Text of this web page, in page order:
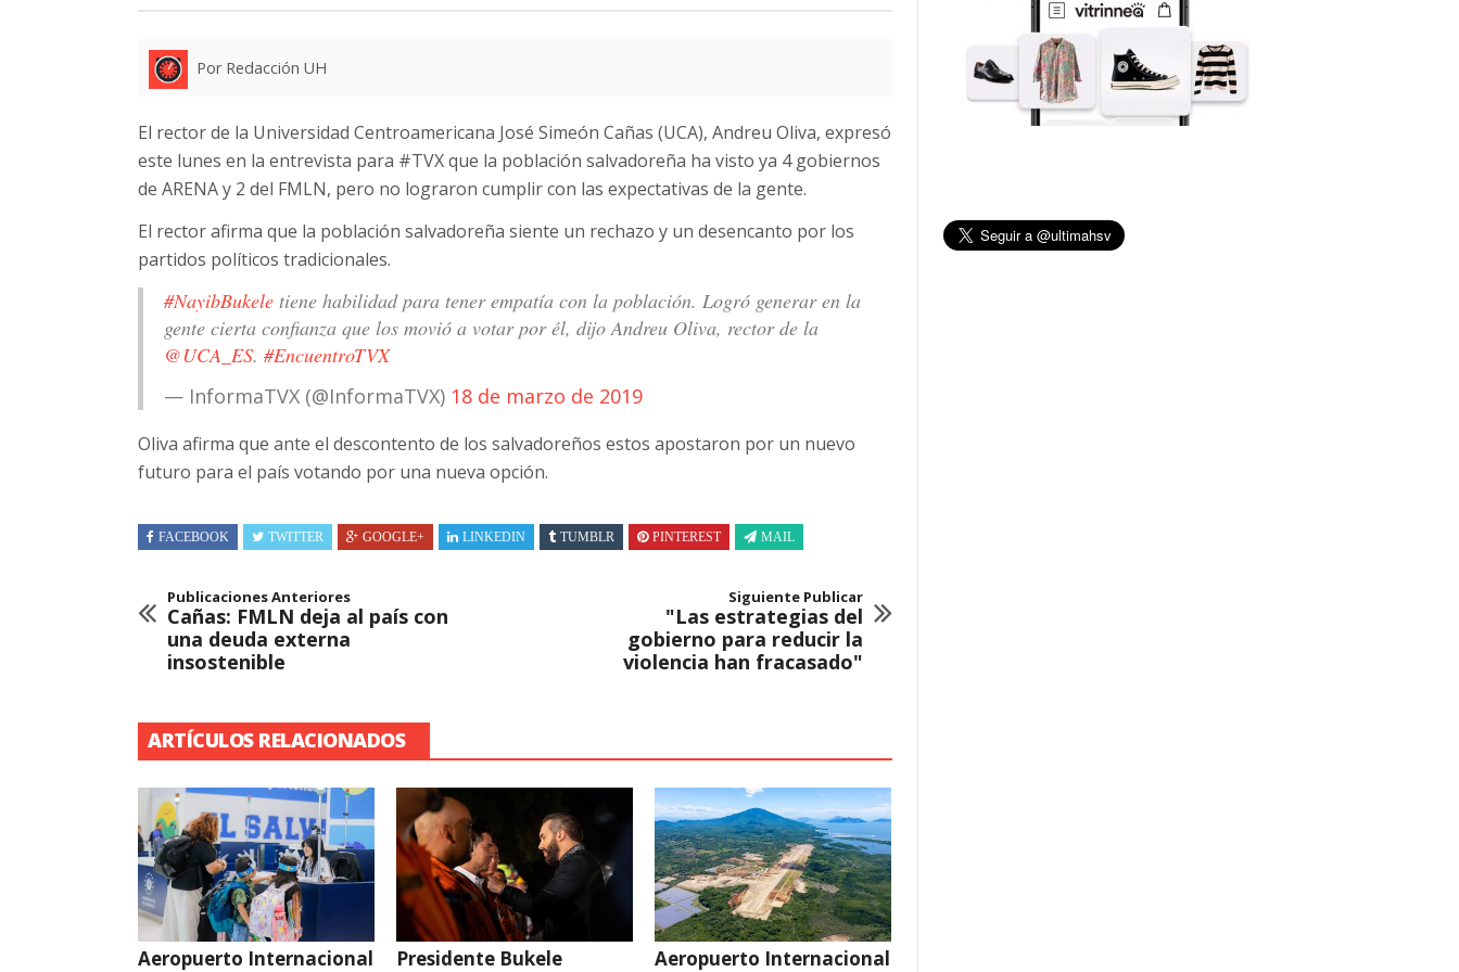
Por Redacción UH
El rector de la Universidad Centroamericana José Simeón Cañas (UCA), Andreu Oliva, expresó
este lunes en la entrevista para #TVX que la población salvadoreña ha visto ya 4 gobiernos
de ARENA y 2 del FMLN, pero no lograron cumplir con las expectativas de la gente.
El rector afirma que la población salvadoreña siente un rechazo y un desencanto por los
partidos políticos tradicionales.
#NayibBukele tiene habilidad para tener empatía con la población. Logró generar en la
gente cierta confianza que los movió a votar por él, dijo Andreu Oliva, rector de la
@UCA_ES. #EncuentroTVX
— InformaTVX (@InformaTVX) 18 de marzo de 2019
Oliva afirma que ante el descontento de los salvadoreños estos apostaron por un nuevo
futuro para el país votando por una nueva opción.
FACEBOOK TWITTER GOOGLE+ LINKEDIN TUMBLR PINTEREST MAIL
Publicaciones Anteriores
Cañas: FMLN deja al país con
una deuda externa
insostenible
Siguiente Publicar
"Las estrategias del
gobierno para reducir la
violencia han fracasado"
ARTÍCULOS RELACIONADOS
Aeropuerto Internacional
Presidente Bukele
Aeropuerto Internacional